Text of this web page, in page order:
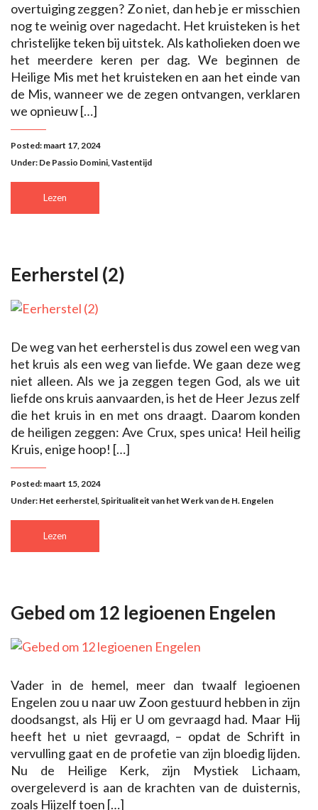
overtuiging zeggen? Zo niet, dan heb je er misschien
nog te weinig over nagedacht. Het kruisteken is het
christelijke teken bij uitstek. Als katholieken doen we
het meerdere keren per dag. We beginnen de
Heilige Mis met het kruisteken en aan het einde van
de Mis, wanneer we de zegen ontvangen, verklaren
we opnieuw […]
Posted: maart 17, 2024
Under: De Passio Domini,Vastentijd
Lezen
Eerherstel (2)
De weg van het eerherstel is dus zowel een weg van
het kruis als een weg van liefde. We gaan deze weg
niet alleen. Als we ja zeggen tegen God, als we uit
liefde ons kruis aanvaarden, is het de Heer Jezus zelf
die het kruis in en met ons draagt. Daarom konden
de heiligen zeggen: Ave Crux, spes unica! Heil heilig
Kruis, enige hoop! […]
Posted: maart 15, 2024
Under: Het eerherstel, Spiritualiteit van het Werk van de H. Engelen
Lezen
Gebed om 12 legioenen Engelen
Vader in de hemel, meer dan twaalf legioenen
Engelen zou u naar uw Zoon gestuurd hebben in zijn
doodsangst, als Hij er U om gevraagd had. Maar Hij
heeft het u niet gevraagd, – opdat de Schrift in
vervulling gaat en de profetie van zijn bloedig lijden.
Nu de Heilige Kerk, zijn Mystiek Lichaam,
overgeleverd is aan de krachten van de duisternis,
zoals Hijzelf toen […]